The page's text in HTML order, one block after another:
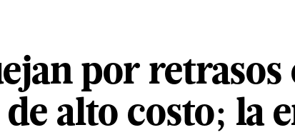
por retrasos
alto costo; la